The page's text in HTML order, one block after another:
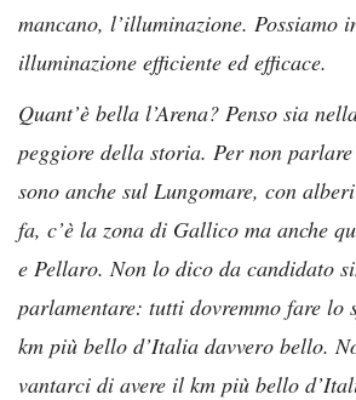
mancano, l’illuminazione. Possiamo
illuminazione efficiente ed efficace.
Quant’è bella l’Arena? Penso sia
peggiore della storia. Per non
sono anche sul Lungomare, con
fa, c’è la zona di Gallico ma anche
e Pellaro. Non lo dico da candidato
parlamentare: tutti dovremmo fare lo
km più bello d’Italia davvero bello.
vantarci di avere il km più bello